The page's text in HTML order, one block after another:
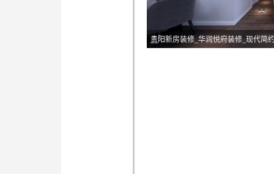
贵阳新房装修_华润悦府装修_现代简